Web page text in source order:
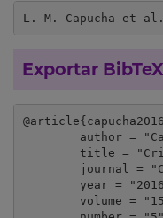
L. M. Capucha et
Exportar BibTeX